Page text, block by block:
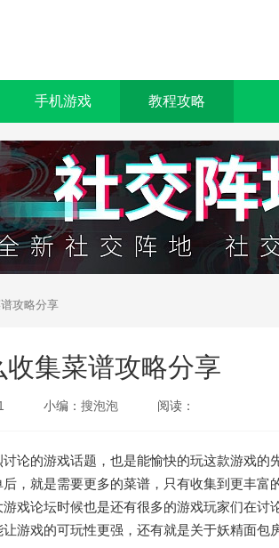
手机游戏 教程攻略
攻略分享
集菜谱攻略分享
小编： 搜泡泡 阅读：
论的游戏话题，也是能愉快的玩这款游戏的
，就是需要更多的菜谱，只有收集到更丰富
戏论坛时候也是还有很多的游戏玩家们在讨
游戏的可玩性更强，还有就是关于妖精面包